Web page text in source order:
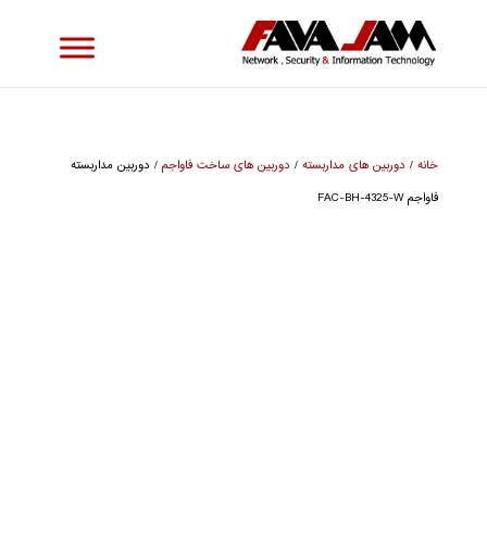
خانه/ دوربین های مداربسته/ دوربین های ساخت فاواجم/ دوربین مداربسته
فاواجم FAC-BH-4325-W